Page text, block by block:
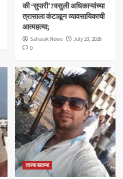
की ‘सुपारी’?वसुली अधिकाऱ्यांच्या
त्रासाला कंटाळून व्यावसायिकाची
आत्महत्या;
Sahasik News
July 23, 2026
0
ताज्या बातम्या